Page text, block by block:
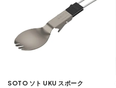
SOTO ソト UKU スポーク